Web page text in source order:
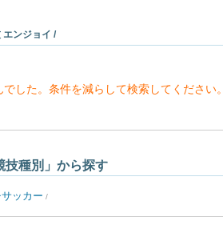
エンジョイ /
した。条件を減らして検索してください。
技種別」から探す
ッカー /